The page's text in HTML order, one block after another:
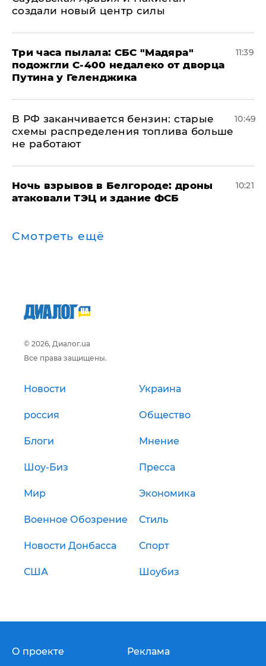
создали новый центр силы
Три часа пылала: СБС "Мадяра"
подожгли С-400 недалеко от дворца
Путина у Геленджика
11:39
​В РФ заканчивается бензин: старые
схемы распределения топлива больше
не работают
10:49
​Ночь взрывов в Белгороде: дроны
атаковали ТЭЦ и здание ФСБ
10:21
Смотреть ещё
© 2026, Диалог.ua
Все права защищены.
Новости Украина
россия Общество
Блоги Мнение
Шоу-Биз Пресса
Мир Экономика
Военное Обозрение Стиль
Новости Донбасса Спорт
США Шоубиз
О проекте Реклама